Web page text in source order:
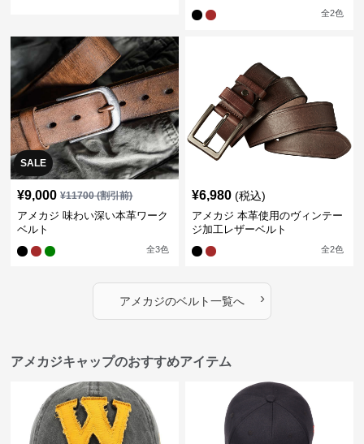
全2色
SALE
¥9,000 ¥11700(割引前)
アメカジ 味わい深い本革ワーク
ベルト
全3色
¥6,980 (税込)
アメカジ 本革使用のヴィンテー
ジ加工レザーベルト
全2色
アメカジのベルト一覧へ ›
アメカジキャップのおすすめアイテム